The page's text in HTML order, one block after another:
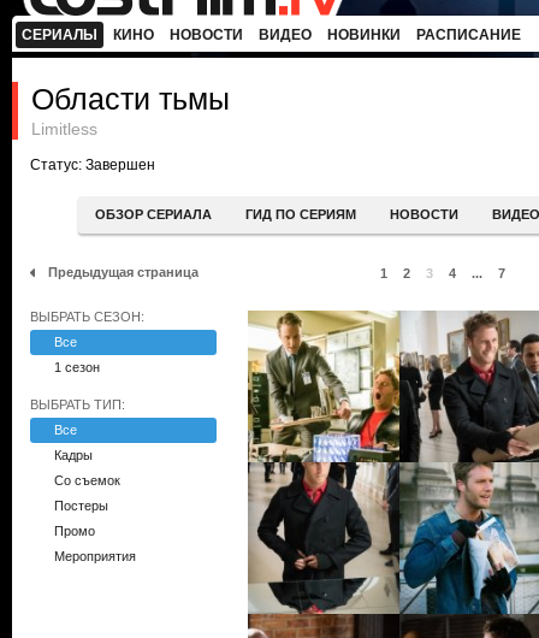
СЕРИАЛЫ КИНО НОВОСТИ ВИДЕО НОВИНКИ РАСПИСАНИЕ
Области тьмы
Limitless
Статус: Завершен
ОБЗОР СЕРИАЛА ГИД ПО СЕРИЯМ НОВОСТИ ВИДЕО
Предыдущая страница 1 2 3 4 ... 7
ВЫБРАТЬ СЕЗОН:
Все
1 сезон
ВЫБРАТЬ ТИП:
Все
Кадры
Со съемок
Постеры
Промо
Мероприятия